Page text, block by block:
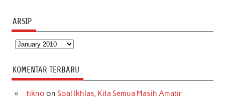
ARSIP
Arsip
KOMENTAR TERBARU
tikno on Soal Ikhlas, Kita Semua Masih Amatir